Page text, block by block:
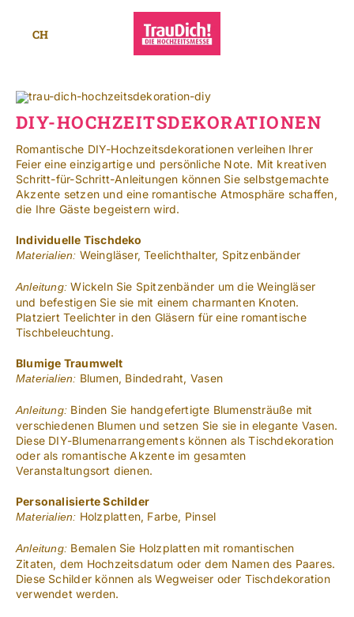
springen
Standorte
Mehr
SUCHE
NACH:
Leichte Sprache
CH
DIY-HOCHZEITSDEKORATIONEN
Romantische DIY-Hochzeitsdekorationen verleihen Ihrer
Feier eine einzigartige und persönliche Note. Mit kreativen
Schritt-für-Schritt-Anleitungen können Sie selbstgemachte
Akzente setzen und eine romantische Atmosphäre schaffen,
die Ihre Gäste begeistern wird.
Individuelle Tischdeko
Materialien: Weingläser, Teelichthalter, Spitzenbänder
Anleitung:Wickeln Sie Spitzenbänder um die Weingläser
und befestigen Sie sie mit einem charmanten Knoten.
Platziert Teelichter in den Gläsern für eine romantische
Tischbeleuchtung.
Blumige Traumwelt
Materialien: Blumen, Bindedraht, Vasen
Anleitung: Binden Sie handgefertigte Blumensträuße mit
verschiedenen Blumen und setzen Sie sie in elegante Vasen.
Diese DIY-Blumenarrangements können als Tischdekoration
oder als romantische Akzente im gesamten
Veranstaltungsort dienen.
Personalisierte Schilder
Materialien: Holzplatten, Farbe, Pinsel
Anleitung: Bemalen Sie Holzplatten mit romantischen
Zitaten, dem Hochzeitsdatum oder dem Namen des Paares.
Diese Schilder können als Wegweiser oder Tischdekoration
verwendet werden.